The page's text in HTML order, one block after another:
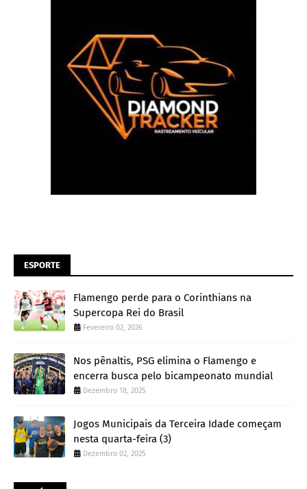
ESPORTE
Flamengo perde para o Corinthians na
Supercopa Rei do Brasil
Fevereiro 02, 2026
Nos pênaltis, PSG elimina o Flamengo e
encerra busca pelo bicampeonato mundial
Dezembro 18, 2025
Jogos Municipais da Terceira Idade começam
nesta quarta-feira (3)
Dezembro 02, 2025